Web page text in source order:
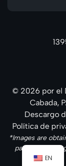
© 2026 por el
Cabada,
Descargo
Política de
*Images are
party stock
EN